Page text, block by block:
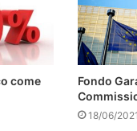
come
Fondo
18/06/2021